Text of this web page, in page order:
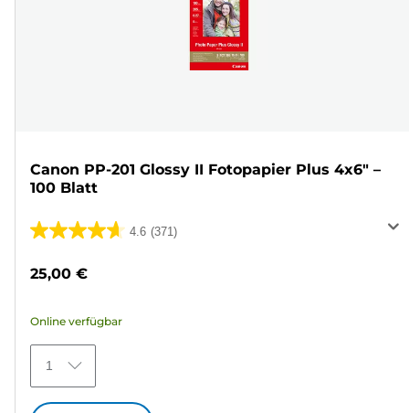
Canon PP-201 Glossy II Fotopapier Plus 4x6" –
100 Blatt
4.6 (371)
4.6
5
371
Bewertungen
25,00 €
Online verfügbar
1